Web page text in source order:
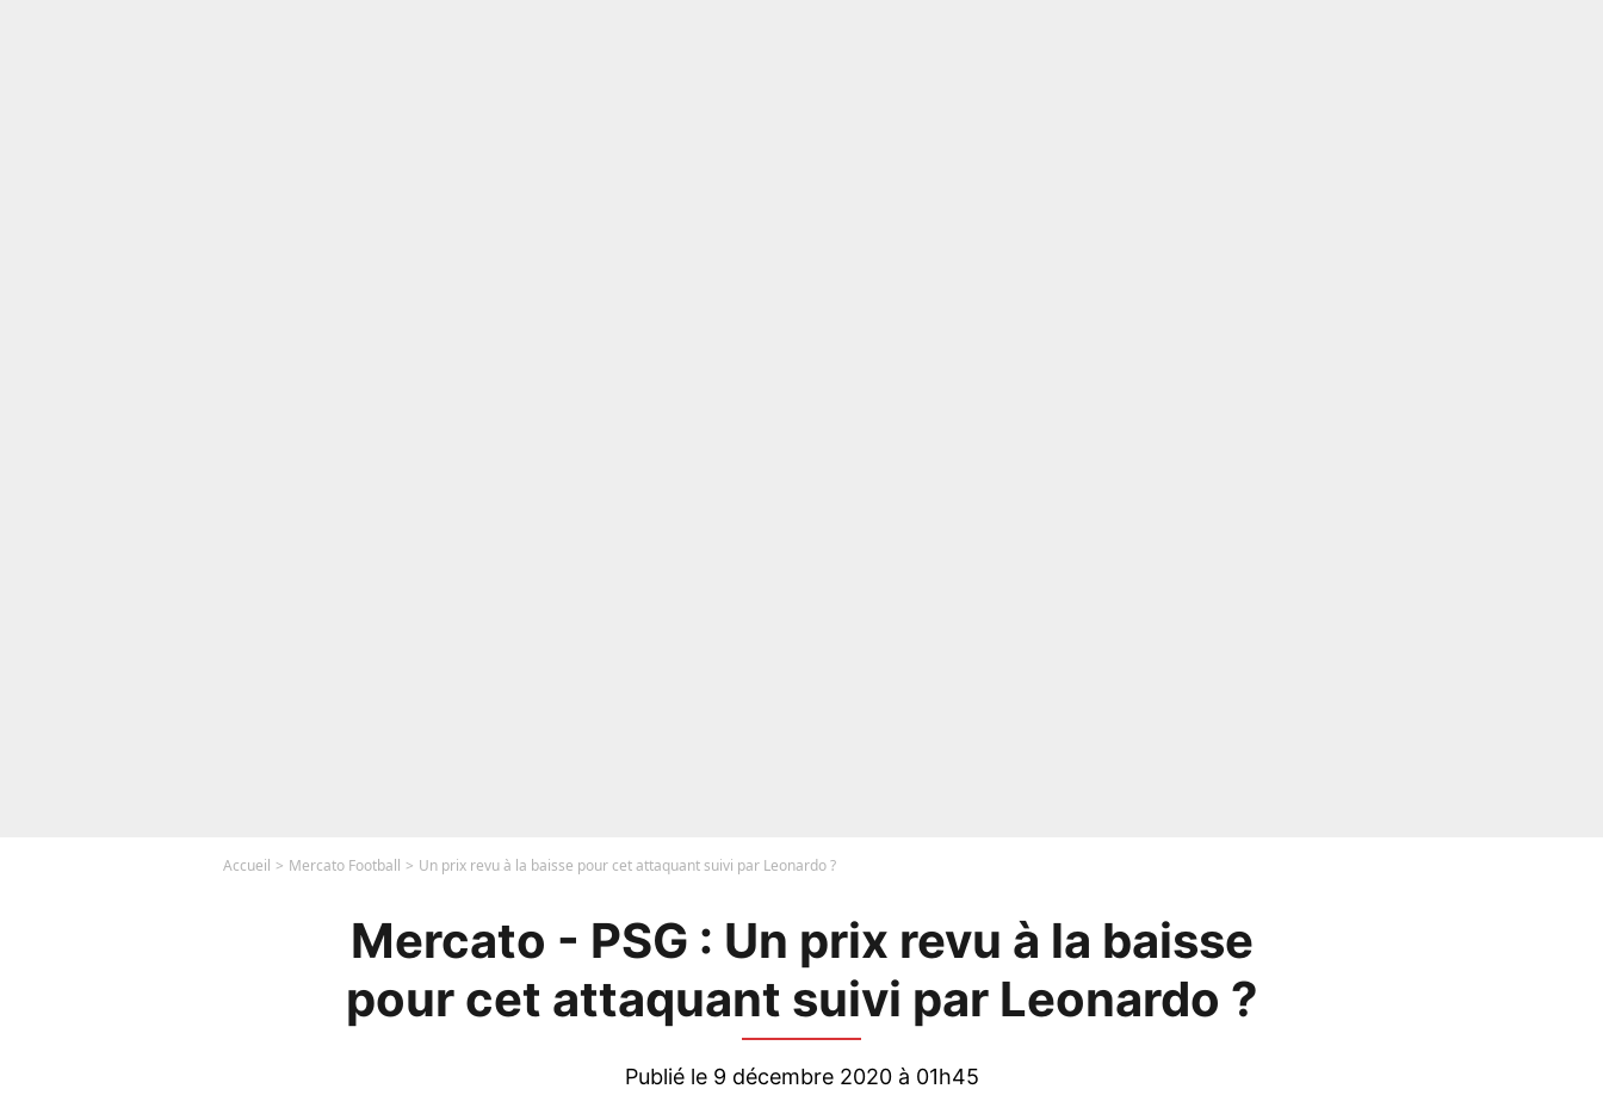
Accueil Mercato Football Un prix revu à la baisse pour cet attaquant suivi par Leonardo ?
Mercato - PSG : Un prix revu à la baisse
pour cet attaquant suivi par Leonardo ?
Publié le 9 décembre 2020 à 01h45